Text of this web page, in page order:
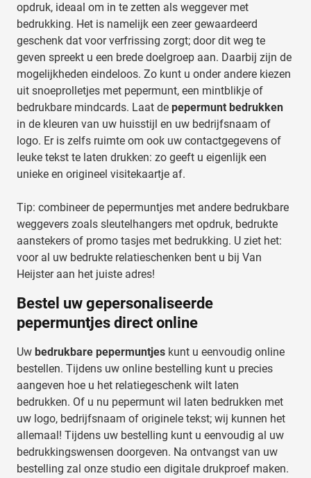
opdruk, ideaal om in te zetten als weggever met
bedrukking. Het is namelijk een zeer gewaardeerd
geschenk dat voor verfrissing zorgt; door dit weg te
geven spreekt u een brede doelgroep aan. Daarbij zijn de
mogelijkheden eindeloos. Zo kunt u onder andere kiezen
uit snoeprolletjes met pepermunt, een mintblikje of
bedrukbare mindcards. Laat de pepermunt bedrukken
in de kleuren van uw huisstijl en uw bedrijfsnaam of
logo. Er is zelfs ruimte om ook uw contactgegevens of
leuke tekst te laten drukken: zo geeft u eigenlijk een
unieke en origineel visitekaartje af.
Tip: combineer de pepermuntjes met andere bedrukbare
weggevers zoals sleutelhangers met opdruk, bedrukte
aanstekers of promo tasjes met bedrukking. U ziet het:
voor al uw bedrukte relatieschenken bent u bij Van
Heijsteraan het juiste adres!
Bestel uw gepersonaliseerde
pepermuntjes direct online
Uw bedrukbare pepermuntjes kunt u eenvoudig online
bestellen. Tijdens uw online bestelling kunt u precies
aangeven hoe u het relatiegeschenk wilt laten
bedrukken. Of u nu pepermunt wil laten bedrukken met
uw logo, bedrijfsnaam of originele tekst; wij kunnen het
allemaal! Tijdens uw bestelling kunt u eenvoudig al uw
bedrukkingswensen doorgeven. Na ontvangst van uw
bestelling zal onze studio een digitale drukproef maken.